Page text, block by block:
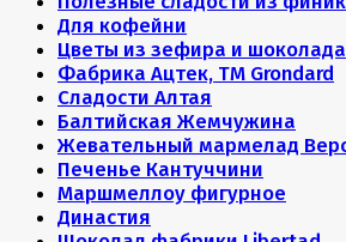
Для кофейни
Цветы из зефира и шоколада
Фабрика Ацтек, ТМ Grondard
Сладости Алтая
Балтийская Жемчужина
Жевательный мармелад
Печенье Кантуччини
Маршмеллоу фигурное
Династия